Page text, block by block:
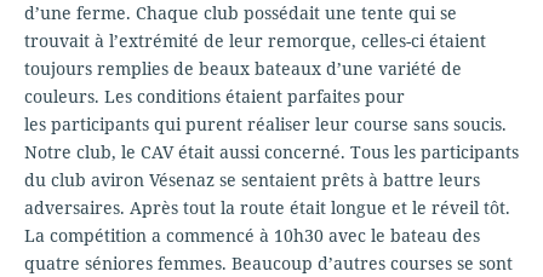
d’une ferme. Chaque club possédait une tente qui se
trouvait à l’extrémité de leur remorque, celles-ci étaient
toujours remplies de beaux bateaux d’une variété de
couleurs. Les conditions étaient parfaites pour
les participants qui purent réaliser leur course sans soucis.
Notre club, le CAV était aussi concerné. Tous les participants
du club aviron Vésenaz se sentaient prêts à battre leurs
adversaires. Après tout la route était longue et le réveil tôt.
La compétition a commencé à 10h30 avec le bateau des
quatre séniores femmes. Beaucoup d’autres courses se sont